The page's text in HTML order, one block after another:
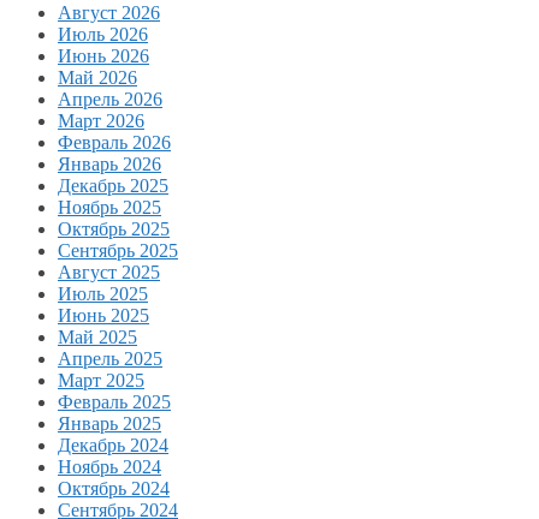
Август 2026
Июль 2026
Июнь 2026
Май 2026
Апрель 2026
Март 2026
Февраль 2026
Январь 2026
Декабрь 2025
Ноябрь 2025
Октябрь 2025
Сентябрь 2025
Август 2025
Июль 2025
Июнь 2025
Май 2025
Апрель 2025
Март 2025
Февраль 2025
Январь 2025
Декабрь 2024
Ноябрь 2024
Октябрь 2024
Сентябрь 2024